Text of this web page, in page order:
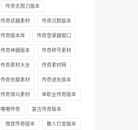
传奇无限刀版本
传奇武器素材 传奇沉默版本
传奇版本库 传奇登录器窗口
传奇神器版本 传奇称号素材
传奇素材大全 传奇素材网
传奇衣服素材 传奇迷失版本
传奇骑马素材 单职业传奇版本
嘟嘟传奇 复古传奇版本
微变传奇版本 散人打金版本